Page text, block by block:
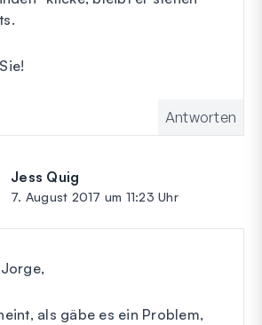
Antworten
Jess Quig
7. August 2017 um 11:23 Uhr
als gäbe es ein Problem,